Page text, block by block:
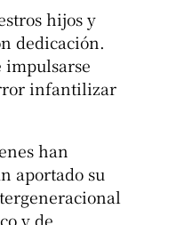
hijos y
dedicación.
impulsarse
infantilizar
han
aportado su
y de